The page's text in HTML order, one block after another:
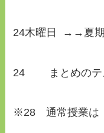
24木曜日 →→夏
24 まとめのテ
※28 通常授業は